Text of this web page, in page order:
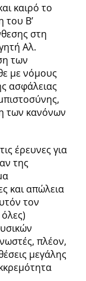
καιρό το
του Β’
στη
Αλ.
των
με νόμους
ασφάλειας
των κανόνων
έρευνες για
της
και απώλεια
τον
πλέον,
μεγάλης